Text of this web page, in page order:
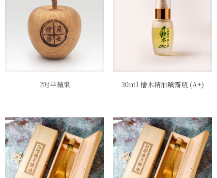
2吋半蘋果 30ml 檜木精油噴霧瓶 (A+)